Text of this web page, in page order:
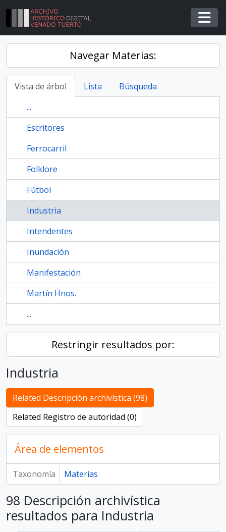
Skip to main content
Navegar Materias:
Vista de árbol Lista
Búsqueda
...
Escritores
Ferrocarril
Folklore
Fútbol
Industria
Intendentes
Inundación
Manifestación
Martín Hnos.
...
Restringir resultados por:
Industria
Related Descripción archivística (98)
Related Registro de autoridad (0)
Área de elementos
Taxonomía Materias
98 Descripción archivística
resultados para Industria